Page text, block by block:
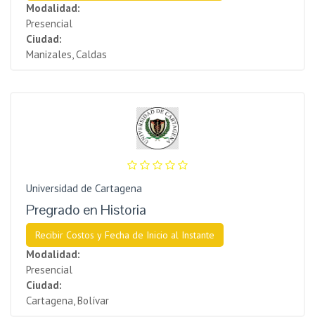
Modalidad:
Presencial
Ciudad:
Manizales, Caldas
Universidad de Cartagena
Pregrado en Historia
Recibir Costos y Fecha de Inicio al Instante
Modalidad:
Presencial
Ciudad:
Cartagena, Bolívar